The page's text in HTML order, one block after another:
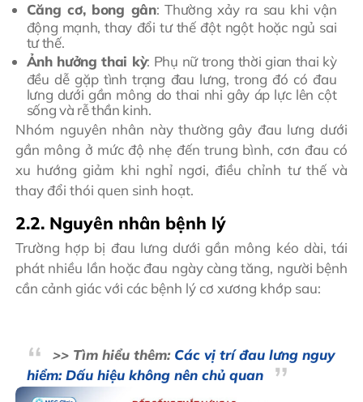
Căng cơ, bong gân: Thường xảy ra sau khi vận
động mạnh, thay đổi tư thế đột ngột hoặc ngủ sai
tư thế.
Ảnh hưởng thai kỳ: Phụ nữ trong thời gian thai kỳ
đều dễ gặp tình trạng đau lưng, trong đó có đau
lưng dưới gần mông do thai nhi gây áp lực lên cột
sống và rễ thần kinh.
Nhóm nguyên nhân này thường gây đau lưng dưới
gần mông ở mức độ nhẹ đến trung bình, cơn đau có
xu hướng giảm khi nghỉ ngơi, điều chỉnh tư thế và
thay đổi thói quen sinh hoạt.
2.2. Nguyên nhân bệnh lý
Trường hợp bị đau lưng dưới gần mông kéo dài, tái
phát nhiều lần hoặc đau ngày càng tăng, người bệnh
cần cảnh giác với các bệnh lý cơ xương khớp sau:
>> Tìm hiểu thêm: Các vị trí đau lưng nguy
hiểm: Dấu hiệu không nên chủ quan